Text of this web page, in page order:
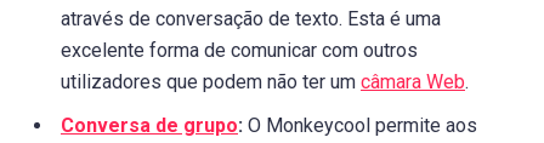
através de conversação de texto. Esta é uma
excelente forma de comunicar com outros
utilizadores que podem não ter um câmara Web.
Conversa de grupo: O Monkeycool permite aos